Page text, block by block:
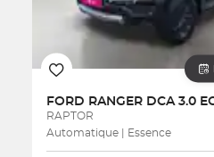
FORD
RAPTOR
Automatique | Essence